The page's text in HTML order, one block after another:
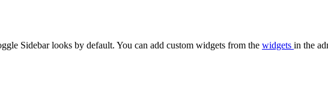
Sidebar looks by default. You can add custom widgets from the widgets in the